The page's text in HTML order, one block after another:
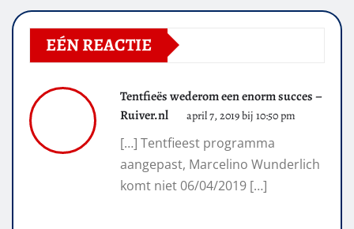
EÉN REACTIE
Tentfieës wederom een enorm succes –
Ruiver.nl
april 7, 2019 bij 10:50 pm
[…] Tentfieest programma
aangepast, Marcelino Wunderlich
komt niet 06/04/2019 […]